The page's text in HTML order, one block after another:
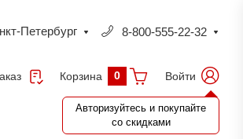
Петербург 8-800-555-22-32
Корзина 0 Войти
Авторизуйтесь и покупайте
со скидками